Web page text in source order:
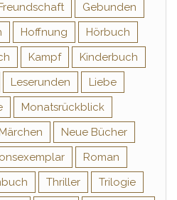
Gebunden
Hoffnung
Hörbuch
Kampf
Kinderbuch
Leserunden
Liebe
Monatsrückblick
Märchen
Neue Bücher
Roman
Thriller
Trilogie